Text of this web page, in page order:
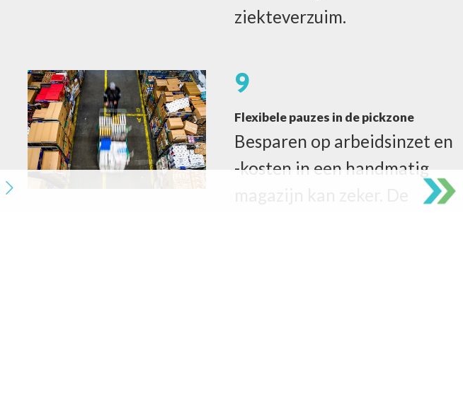
ziekteverzuim.
9
Flexibele pauzes in de pickzone
Besparen op arbeidsinzet en
-kosten in een handmatig